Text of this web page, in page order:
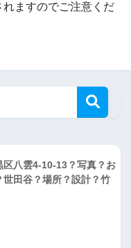
ますのでご注意くだ
区八雲4-10-13？写真？お
田谷？場所？設計？竹